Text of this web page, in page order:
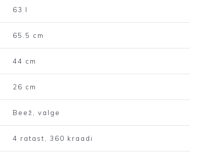
63 l
65.5 cm
44 cm
26 cm
Beež, valge
4 ratast, 360 kraadi